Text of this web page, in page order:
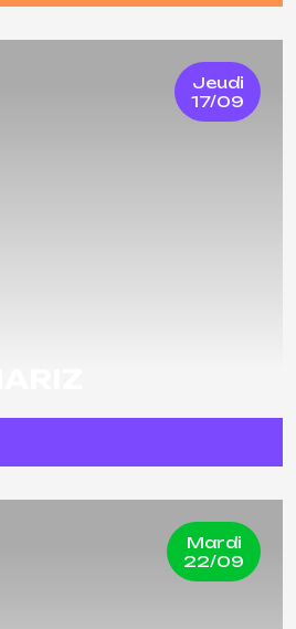
Jeudi
17/09
Mardi
22/09